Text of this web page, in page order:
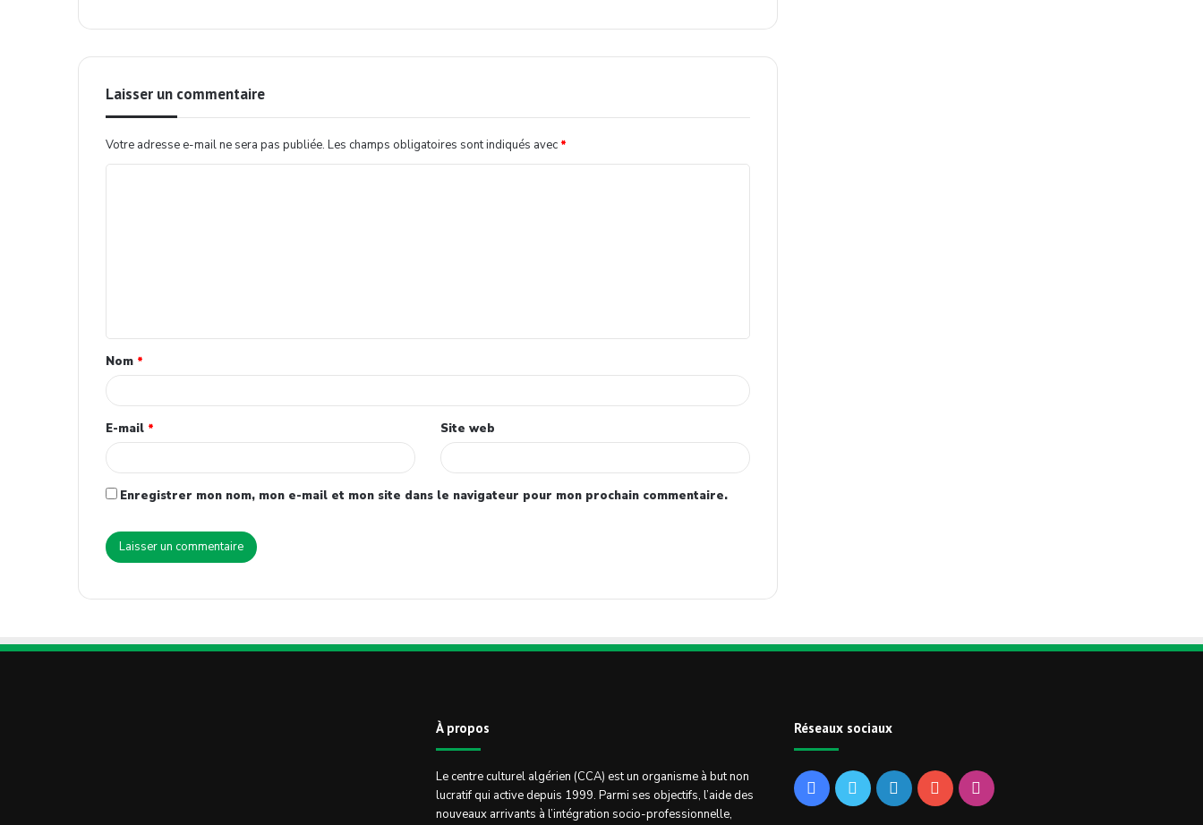
Laisser un commentaire
Votre adresse e-mail ne sera pas publiée. Les champs obligatoires sont indiqués avec *
Nom *
E-mail * Site web
Enregistrer mon nom, mon e-mail et mon site dans le navigateur pour mon prochain commentaire.
À propos
Le centre culturel algérien (CCA) est un organisme à but non
lucratif qui active depuis 1999. Parmi ses objectifs, l’aide des
nouveaux arrivants à l’intégration socio-professionnelle,
Réseaux sociaux
FacebookTwitterLinkedinYouTubeInstagram